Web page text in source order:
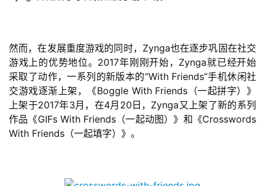
0
2
5
第
十
三
届
然而，在发展重度游戏的同时，Zynga也在逐步巩固在社交
游戏上的优势地位。2017年刚刚开始，Zynga就已经开始
采取了动作，一系列的新版本的“With Friends”手机休闲社
交游戏逐渐上架，《Boggle With Friends（一起拼字）》
上架于2017年3月，在4月20日，Zynga又上架了新的系列
作品《GIFs With Friends（一起动图）》和《Crosswords
With Friends（一起填字）》。